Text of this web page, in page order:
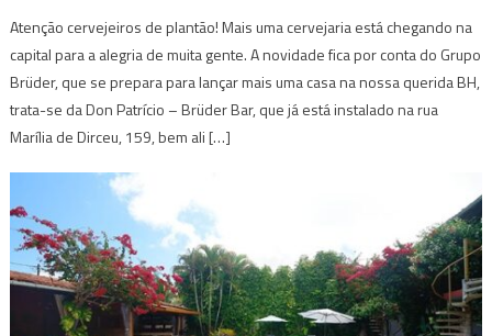
Atenção cervejeiros de plantão! Mais uma cervejaria está chegando na
capital para a alegria de muita gente. A novidade fica por conta do Grupo
Brüder, que se prepara para lançar mais uma casa na nossa querida BH,
trata-se da Don Patrício – Brüder Bar, que já está instalado na rua
Marília de Dirceu, 159, bem ali […]